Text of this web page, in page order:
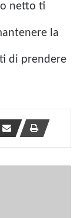
netto ti
la
di prendere